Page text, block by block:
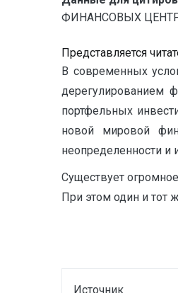
ФИНАНСОВЫХ
Представляется
В современных
дерегулированием
портфельных
новой мировой
неопределенности и
Существует
При этом один и тот
Источник